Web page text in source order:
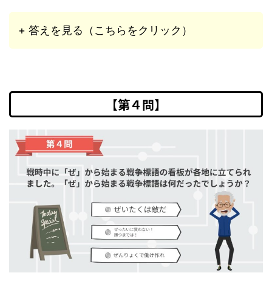
+ 答えを見る（こちらをクリック）
【第４問】